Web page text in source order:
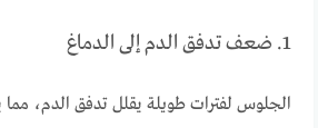
1. ضعف تدفق الدم إلى الدماغ
الجلوس لفترات طويلة يقلل تدفق الدم،